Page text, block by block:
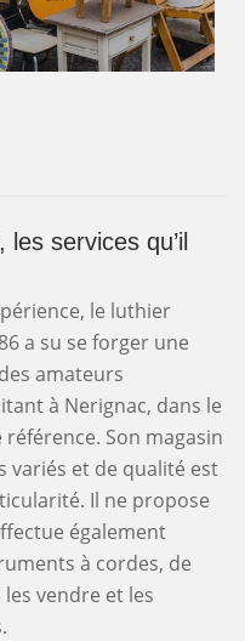
services qu’il
le luthier
a su se forger une
amateurs
à Nerignac, dans le
Son magasin
et de qualité est
Il ne propose
également
à cordes, de
vendre et les